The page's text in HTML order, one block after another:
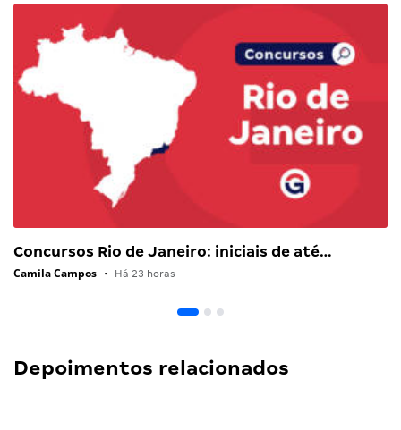
Concursos Rio de Janeiro: iniciais de até…
Camila Campos • Há 23 horas
Depoimentos relacionados